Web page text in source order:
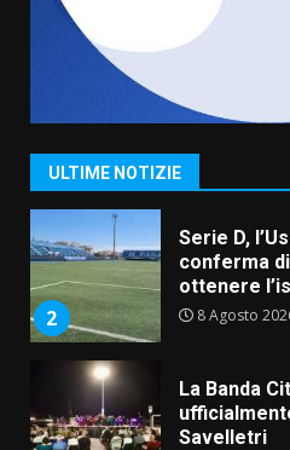
ULTIME NOTIZIE
7 Agosto
1
Grande
del Pesce
9 Agosto 2026
2
Serie D,
conferma
ottenere
8 Agosto
La Banda
Savelletri